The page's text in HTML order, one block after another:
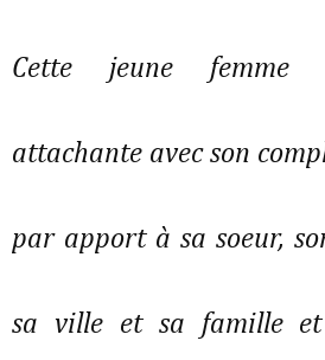
Cette jeune femme
attachante avec son
par apport à sa soeur,
sa ville et sa famille